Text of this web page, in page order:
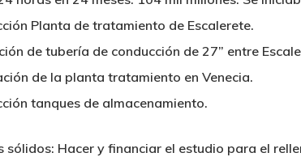
Planta de tratamiento de Escalerete.
de tubería de conducción de 27” entre
de la planta tratamiento en Venecia.
tanques de almacenamiento.
sólidos: Hacer y financiar el estudio para el